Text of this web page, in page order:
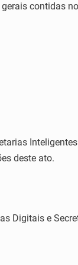
gerais contidas
deste ato.
Digitais e